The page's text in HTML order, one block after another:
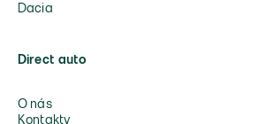
Dacia
Direct auto
O nás
Kontakty